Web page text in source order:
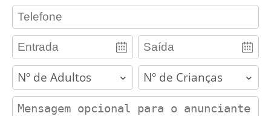
contact_phone
adults children
contact_message